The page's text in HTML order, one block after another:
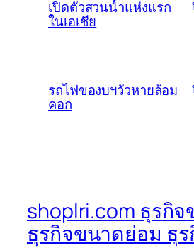
เปิดตัวสวนน้ำแห่งแรก
ในเอเชีย
รถไฟของบฯวัวหายล้อม
คอก
shoplri.com ธุรกิ
ธุรกิจขนาดย่อม ธุ